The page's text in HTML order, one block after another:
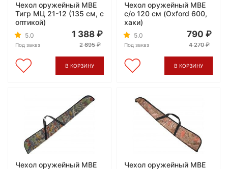
Чехол оружейный МВЕ
Тигр МЦ 21-12 (135 см, с
оптикой)
5.0
Под заказ
1 388
2 695
В КОРЗИНУ
Чехол оружейный МВЕ
с/о 120 см (Oxford 600,
хаки)
5.0
Под заказ
790
4 270
В КОРЗИНУ
Чехол оружейный МВЕ
Чехол оружейный МВЕ